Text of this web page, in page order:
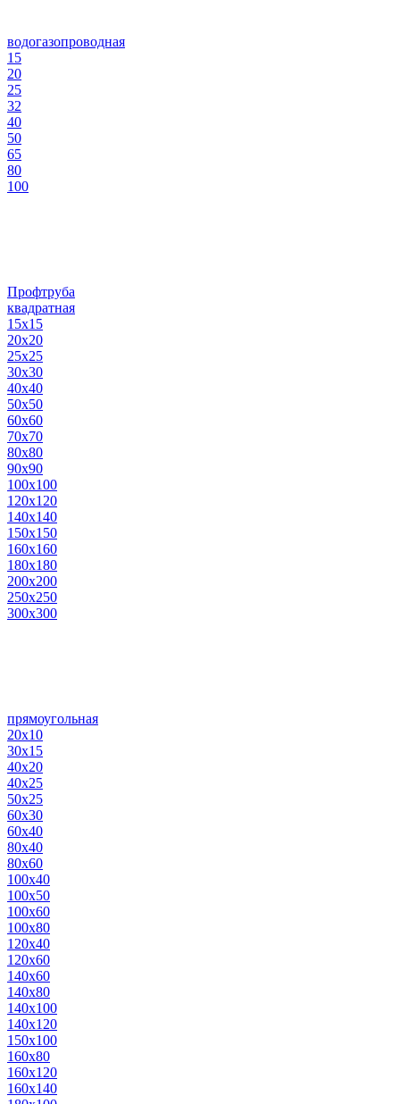
водогазопроводная
15
20
25
32
40
50
65
80
100
Профтруба
квадратная
15х15
20х20
25х25
30х30
40х40
50х50
60х60
70х70
80х80
90х90
100х100
120х120
140х140
150х150
160х160
180х180
200х200
250х250
300х300
прямоугольная
20х10
30х15
40х20
40х25
50х25
60х30
60х40
80х40
80х60
100х40
100х50
100х60
100х80
120х40
120х60
140х60
140х80
140х100
140х120
150х100
160х80
160х120
160х140